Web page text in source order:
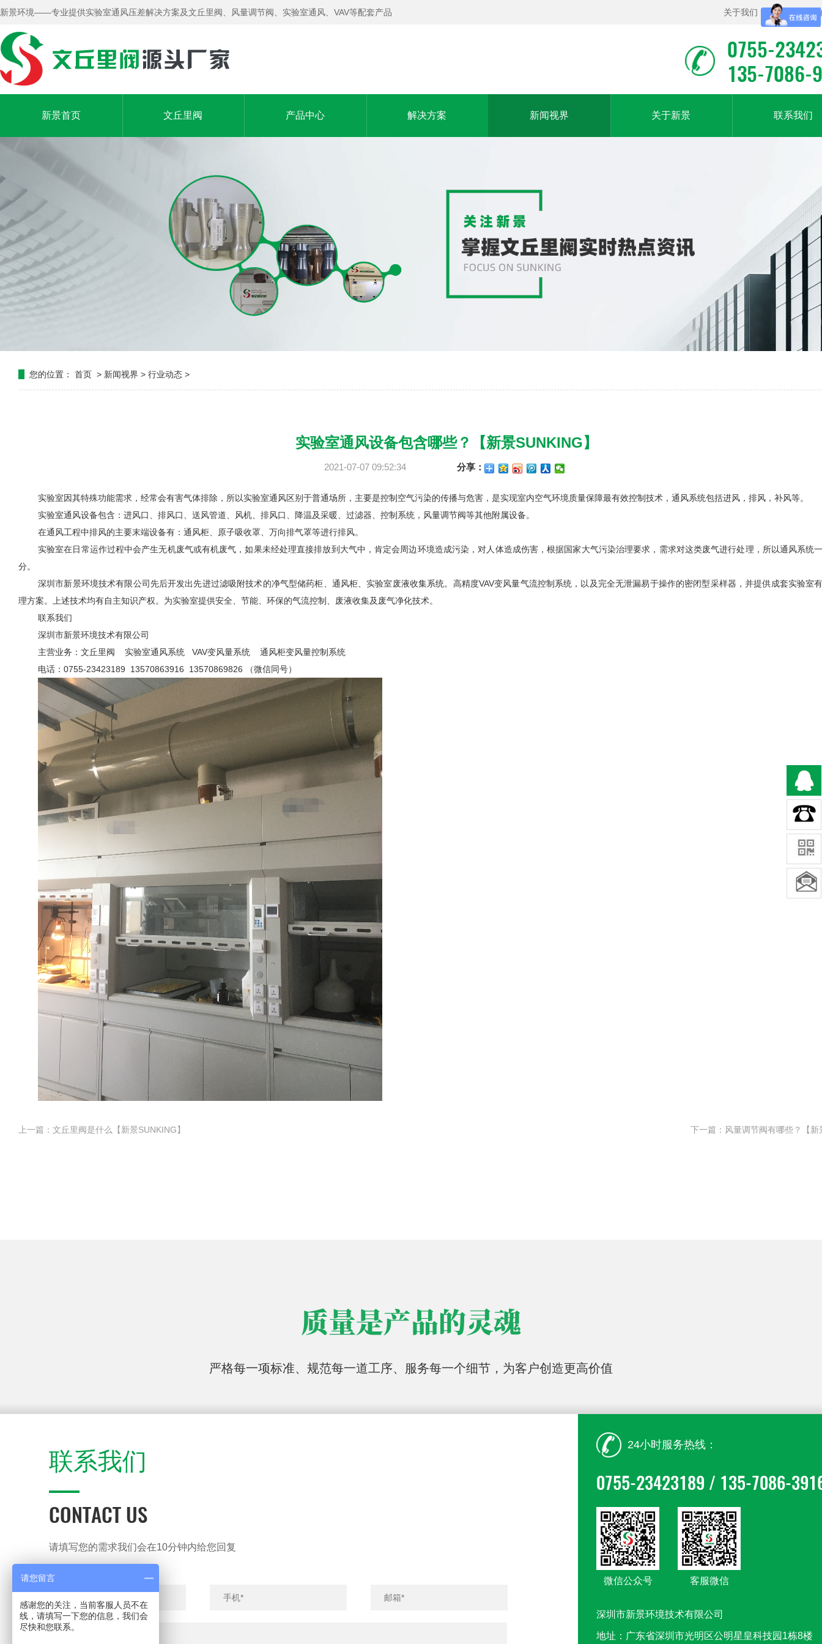
新景环境——专业提供实验室通风压差解决方案及文丘里阀、风量调节阀、实验室通风、VAV等配套产品 关于我们 | 联系我们 |
0755-
135-7086-
新景首页 文丘里阀 产品中心 解决方案 新闻视界 关于新景 联系我们
您的位置： 首页 > 新闻视界 > 行业动态 >
实验室通风设备包含哪些？【新景SUNKING】
2021-07-07 09:52:34 分享：
实验室因其特殊功能需求，经常会有害气体排除，所以实验室通风区别于普通场所，主要是控制空气污染的传播与危害，是实现室内空气环境质量保障最有效控制技术，通风系统包括进风，排风，补风等。
实验室通风设备包含：进风口、排风口、送风管道、风机、排风口、降温及采暖、过滤器、控制系统，风量调节阀等其他附属设备。
在通风工程中排风的主要末端设备有：通风柜、原子吸收罩、万向排气罩等进行排风。
实验室在日常运作过程中会产生无机废气或有机废气，如果未经处理直接排放到大气中，肯定会周边环境造成污染，对人体造成伤害，根据国家大气污染治理要求，需求对这类废气进行处理，所以通风系统
分。
深圳市新景环境技术有限公司先后开发出先进过滤吸附技术的净气型储药柜、通风柜、实验室废液收集系统。高精度VAV变风量气流控制系统，以及完全无泄漏易于操作的密闭型采样器，并提供成套实验室
理方案。上述技术均有自主知识产权。为实验室提供安全、节能、环保的气流控制、废液收集及废气净化技术。
联系我们
深圳市新景环境技术有限公司
主营业务：文丘里阀 实验室通风系统 VAV变风量系统 通风柜变风量控制系统
电话： 0755-23423189 13570863916 13570869826 （微信同号）
上一篇：文丘里阀是什么【新景SUNKING】 下一篇：风量调节阀有哪些？【新
质量是产品的灵魂
严格每一项标准、规范每一道工序、服务每一个细节，为客户创造更高价值
联系我们
CONTACT US
请填写您的需求我们会在10分钟内给您回复
24小时服务热线：
0755-23423189 / 135-7086-
微信公众号 客服微信
深圳市新景环境技术有限公司
地址：广东省深圳市光明区公明星皇科技园1栋8楼
请您留言
感谢您的关注，当前客服人员不在
线，请填写一下您的信息，我们会
尽快和您联系。